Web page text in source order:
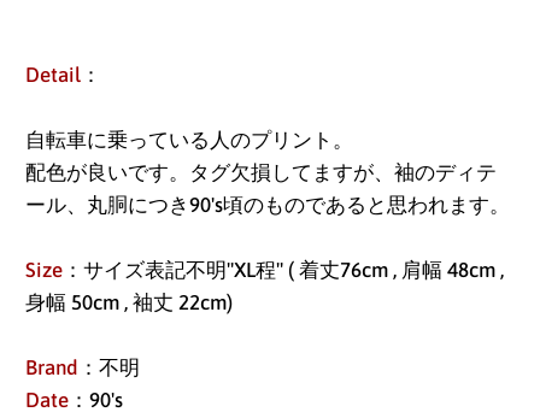
Detail ：
自転車に乗っている人のプリント。
配色が良いです。タグ欠損してますが、袖のディテ
ール、丸胴につき90's頃のものであると思われます。
Size ：サイズ表記不明"XL程" ( 着丈76cm , 肩幅 48cm ,
身幅 50cm , 袖丈 22cm)
Brand ：不明
Date ：90's